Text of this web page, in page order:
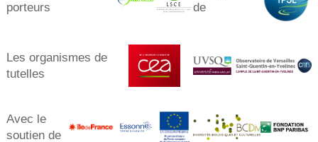
porteurs​
de
Les organismes de
tutelles
Avec le
soutien de